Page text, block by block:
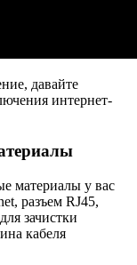
давайте
интернет-
материалы у вас
разъем RJ45,
зачистки
кабеля